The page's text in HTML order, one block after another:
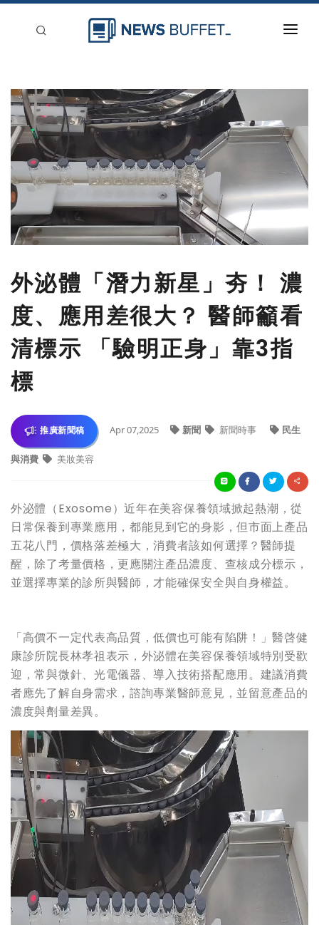
新聞稿分類
登入
刊登
外泌體「潛力新星」夯！ 濃
度、應用差很大？ 醫師籲看
清標示 「驗明正身」靠3指
標
推廣新聞稿 Apr 07,2025 新聞 新聞時事 民生
與消費 美妝美容
外泌體（Exosome）近年在美容保養領域掀起熱潮，從
日常保養到專業應用，都能見到它的身影，但市面上產品
五花八門，價格落差極大，消費者該如何選擇？醫師提
醒，除了考量價格，更應關注產品濃度、查核成分標示，
並選擇專業的診所與醫師，才能確保安全與自身權益。
「高價不一定代表高品質，低價也可能有陷阱！」醫啓健
康診所院長林孝祖表示，外泌體在美容保養領域特別受歡
迎，常與微針、光電儀器、導入技術搭配應用。建議消費
者應先了解自身需求，諮詢專業醫師意見，並留意產品的
濃度與劑量差異。